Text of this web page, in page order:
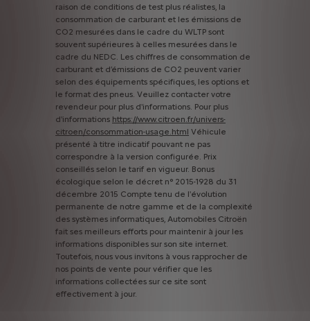
raison de conditions de test plus réalistes, la
consommation de carburant et les émissions de
CO2 mesurées dans le cadre du WLTP sont
souvent supérieures à celles mesurées dans le
cadre du NEDC. Les chiffres de consommation de
carburant et d’émissions de CO2 peuvent varier
selon des équipements spécifiques, les options et
le format des pneus. Veuillez contacter votre
revendeur pour plus d'informations. Pour plus
d'informations https://www.citroen.fr/univers-
citroen/consommation-usage.html Véhicule
présenté à titre indicatif pouvant ne pas
correspondre à la version configurée. Prix
conseillés selon le tarif en vigueur. Bonus
écologique selon le décret n° 2015-1928 du 31
décembre 2015 Compte tenu de l'évolution
permanente de notre gamme et de la complexité
des systèmes informatiques, Automobiles Citroën
fait ses meilleurs efforts pour maintenir à jour les
informations disponibles sur son site internet.
Toutefois, nous vous invitons à vous rapprocher de
nos points de vente pour vérifier que les
informations collectées sur ce site sont
effectivement à jour.